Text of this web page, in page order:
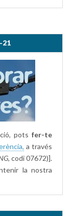
21
pots fer-te
a través
codi 07672)].
la nostra